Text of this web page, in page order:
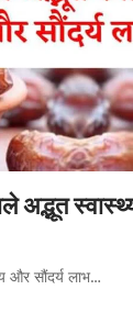
अद्भूत
और सौंदर्य लाभ…